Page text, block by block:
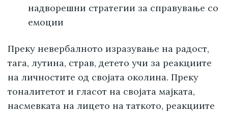
надворешни стратегии за справување со
емоции
Преку невербалното изразување на радост,
тага, лутина, страв, детето учи за реакциите
на личностите од својата околина. Преку
тоналитетот и гласот на својата мајката,
насмевката на лицето на таткото, реакциите